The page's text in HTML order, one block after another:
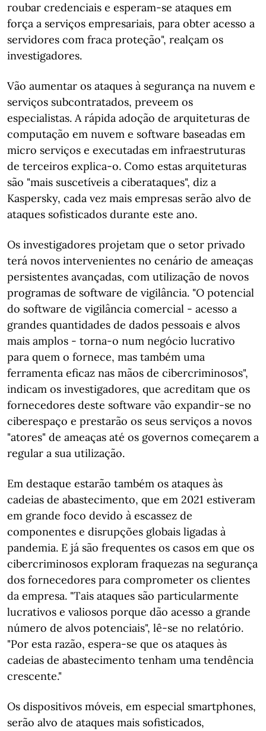
roubar credenciais e esperam-se ataques em
força a serviços empresariais, para obter acesso a
servidores com fraca proteção", realçam os
investigadores.
Vão aumentar os ataques à segurança na nuvem e
serviços subcontratados, preveem os
especialistas. A rápida adoção de arquiteturas de
computação em nuvem e software baseadas em
micro serviços e executadas em infraestruturas
de terceiros explica-o. Como estas arquiteturas
são "mais suscetíveis a ciberataques", diz a
Kaspersky, cada vez mais empresas serão alvo de
ataques sofisticados durante este ano.
Os investigadores projetam que o setor privado
terá novos intervenientes no cenário de ameaças
persistentes avançadas, com utilização de novos
programas de software de vigilância. "O potencial
do software de vigilância comercial - acesso a
grandes quantidades de dados pessoais e alvos
mais amplos - torna-o num negócio lucrativo
para quem o fornece, mas também uma
ferramenta eficaz nas mãos de cibercriminosos",
indicam os investigadores, que acreditam que os
fornecedores deste software vão expandir-se no
ciberespaço e prestarão os seus serviços a novos
"atores" de ameaças até os governos começarem a
regular a sua utilização.
Em destaque estarão também os ataques às
cadeias de abastecimento, que em 2021 estiveram
em grande foco devido à escassez de
componentes e disrupções globais ligadas à
pandemia. E já são frequentes os casos em que os
cibercriminosos exploram fraquezas na segurança
dos fornecedores para comprometer os clientes
da empresa. "Tais ataques são particularmente
lucrativos e valiosos porque dão acesso a grande
número de alvos potenciais", lê-se no relatório.
"Por esta razão, espera-se que os ataques às
cadeias de abastecimento tenham uma tendência
crescente."
Os dispositivos móveis, em especial smartphones,
serão alvo de ataques mais sofisticados,